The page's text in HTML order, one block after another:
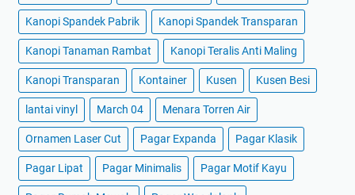
Kanopi Spandek Pabrik Kanopi Spandek Transparan
Kanopi Tanaman Rambat Kanopi Teralis Anti Maling
Kanopi Transparan Kontainer Kusen Kusen Besi
lantai vinyl March 04 Menara Torren Air
Ornamen Laser Cut Pagar Expanda Pagar Klasik
Pagar Lipat Pagar Minimalis Pagar Motif Kayu